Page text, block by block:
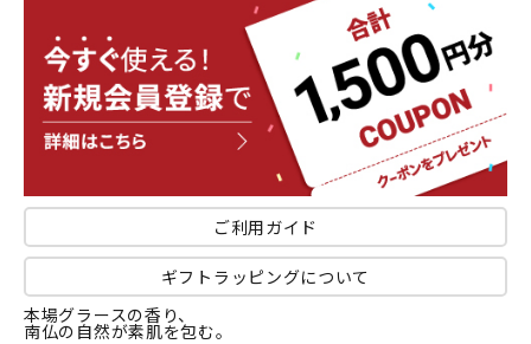
ご利用ガイド
ギフトラッピングについて
本場グラースの香り、
南仏の自然が素肌を包む。